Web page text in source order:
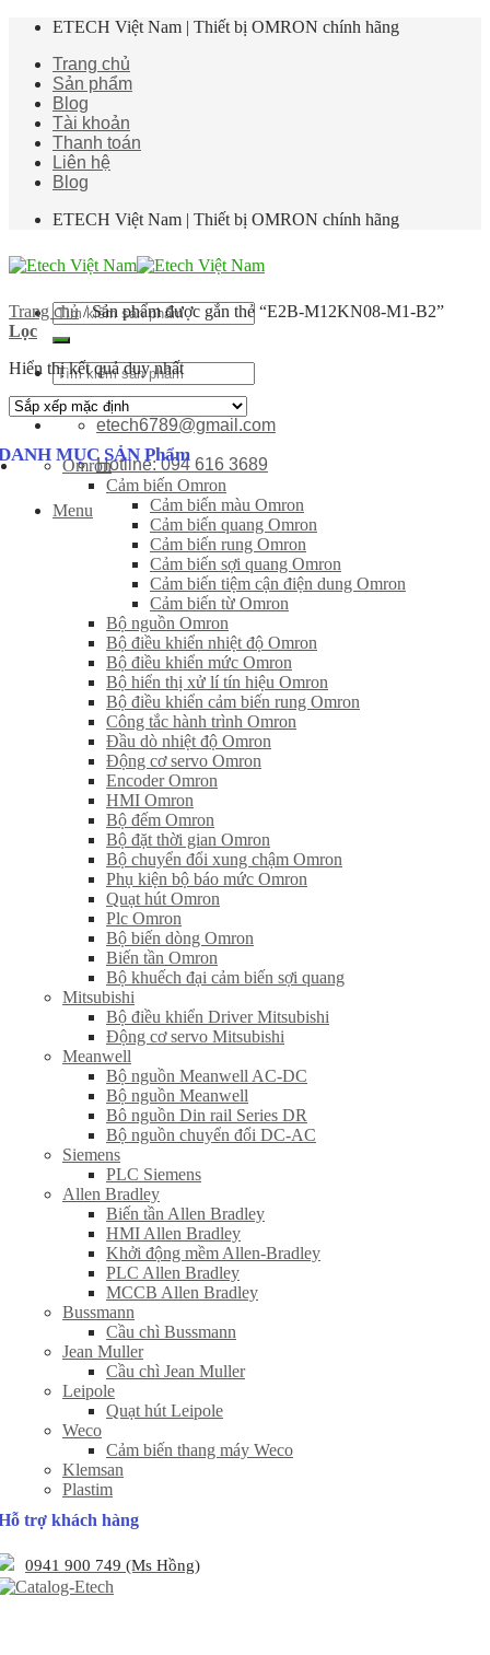
Skip
content
ETECH Việt Nam | Thiết bị OMRON chính hãng
Trang chủ
Sản phẩm
Blog
Tài khoản
Thanh toán
Liên hệ
Blog
ETECH Việt Nam | Thiết bị OMRON chính hãng
Tìm
kiếm:
Tìm
kiếm:
etech6789@gmail.com
Hotline: 094 616 3689
Menu
Trang chủ /Sản phẩm được gắn thẻ “E2B-M12KN08-M1-B2”
Lọc
Hiển thị kết quả duy nhất
MỤC SẢN Phẩm
Omron
Cảm biến Omron
Cảm biến màu Omron
Cảm biến quang Omron
Cảm biến rung Omron
Cảm biến sợi quang Omron
Cảm biến tiệm cận điện dung Omron
Cảm biến từ Omron
Bộ nguồn Omron
Bộ điều khiển nhiệt độ Omron
Bộ điều khiển mức Omron
Bộ hiển thị xử lí tín hiệu Omron
Bộ điều khiển cảm biến rung Omron
Công tắc hành trình Omron
Đầu dò nhiệt độ Omron
Động cơ servo Omron
Encoder Omron
HMI Omron
Bộ đếm Omron
Bộ đặt thời gian Omron
Bộ chuyển đổi xung chậm Omron
Phụ kiện bộ báo mức Omron
Quạt hút Omron
Plc Omron
Bộ biến dòng Omron
Biến tần Omron
Bộ khuếch đại cảm biến sợi quang
Mitsubishi
Bộ điều khiển Driver Mitsubishi
Động cơ servo Mitsubishi
Meanwell
Bộ nguồn Meanwell AC-DC
Bộ nguồn Meanwell
Bô nguồn Din rail Series DR
Bộ nguồn chuyển đổi DC-AC
Siemens
PLC Siemens
Allen Bradley
Biến tần Allen Bradley
HMI Allen Bradley
Khởi động mềm Allen-Bradley
PLC Allen Bradley
MCCB Allen Bradley
Bussmann
Cầu chì Bussmann
Jean Muller
Cầu chì Jean Muller
Leipole
Quạt hút Leipole
Weco
Cảm biến thang máy Weco
Klemsan
Plastim
trợ khách hàng
0941 900 749 (Ms Hồng)